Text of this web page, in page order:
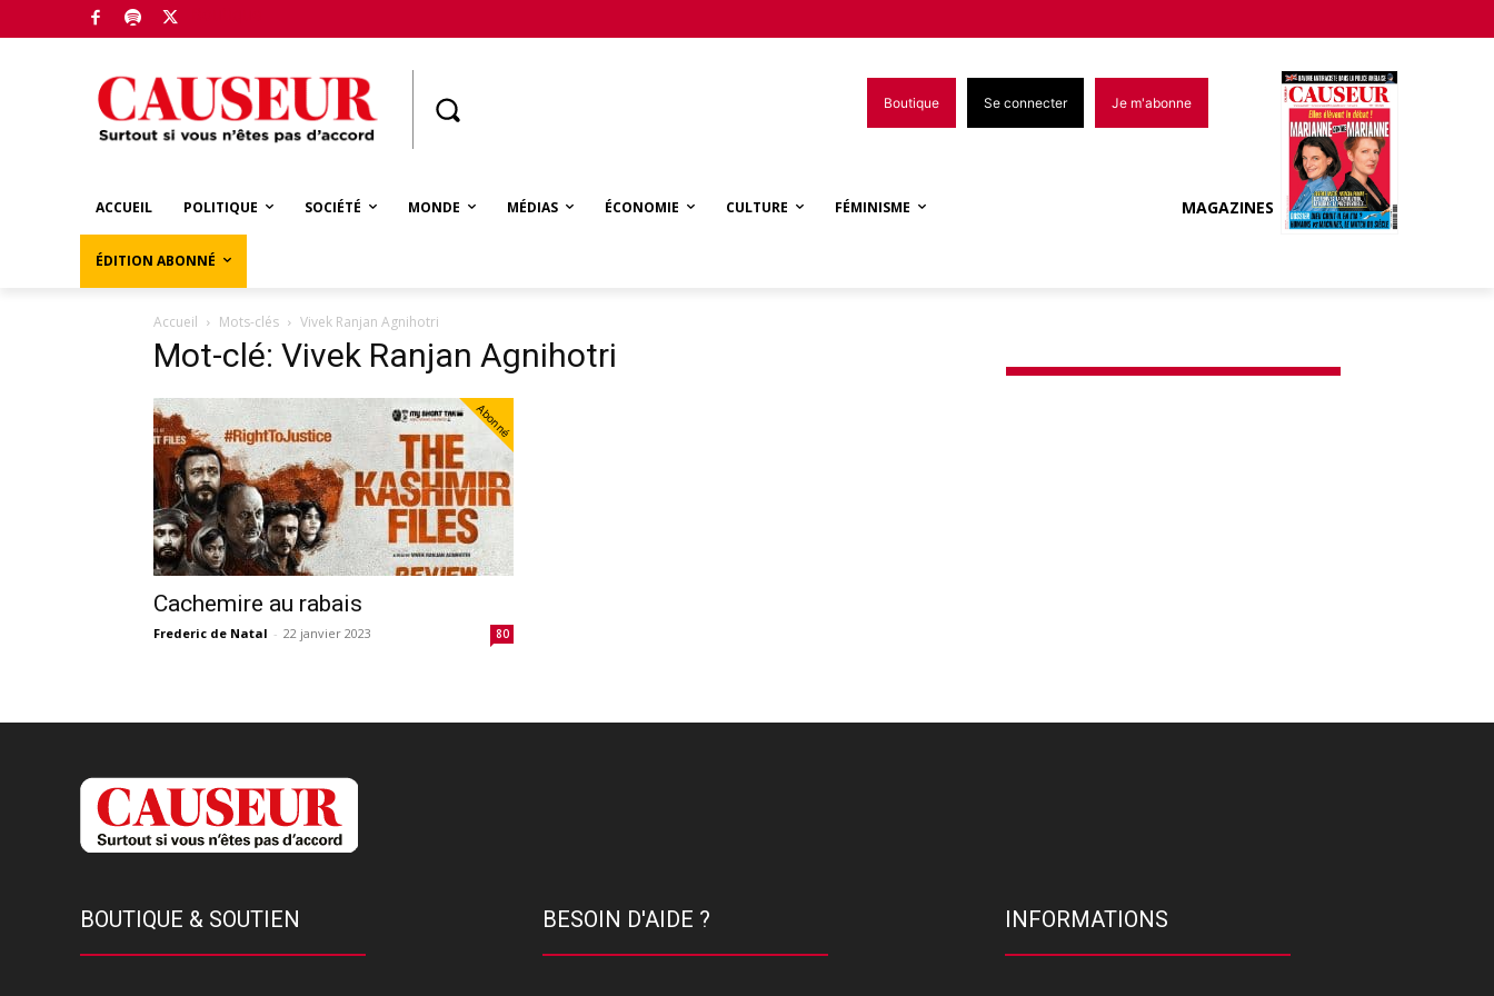
Boutique Se connecter Je m'abonne
ACCUEIL POLITIQUE SOCIÉTÉ MONDE MÉDIAS ÉCONOMIE CULTURE FÉMINISME
ÉDITION ABONNÉ
MAGAZINES
Accueil Mots-clés Vivek Ranjan Agnihotri
Mot-clé: Vivek Ranjan Agnihotri
Abonné
Cachemire au rabais
Frederic de Natal - 22 janvier 2023 80
BOUTIQUE & SOUTIEN BESOIN D'AIDE ? INFORMATIONS